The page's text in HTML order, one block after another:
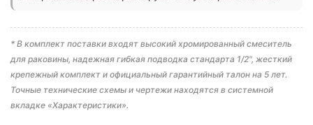
* В комплект поставки входят высокий хромированный смеситель
для раковины, надежная гибкая подводка стандарта 1/2", жесткий
крепежный комплект и официальный гарантийный талон на 5 лет.
Точные технические схемы и чертежи находятся в системной
вкладке «Характеристики».